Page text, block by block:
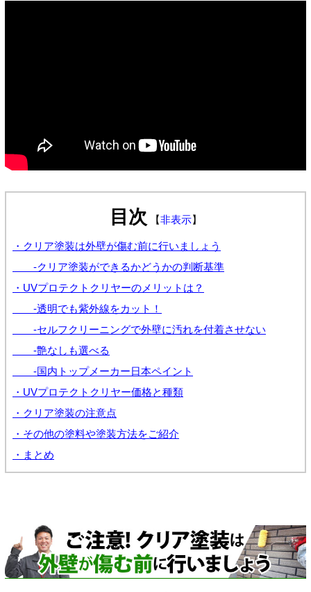
目次 【非表示】
・クリア塗装は外壁が傷む前に行いましょう
-クリア塗装ができるかどうかの判断基準
・UVプロテクトクリヤーのメリットは？
-透明でも紫外線をカット！
-セルフクリーニングで外壁に汚れを付着させない
-艶なしも選べる
-国内トップメーカー日本ペイント
・UVプロテクトクリヤー価格と種類
・クリア塗装の注意点
・その他の塗料や塗装方法をご紹介
・まとめ